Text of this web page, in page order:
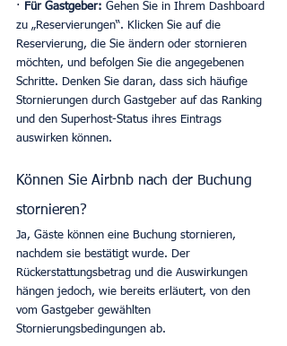
·
Für Gastgeber: Gehen Sie in Ihrem Dashboard
zu „Reservierungen“. Klicken Sie auf die
Reservierung, die Sie ändern oder stornieren
möchten, und befolgen Sie die angegebenen
Schritte. Denken Sie daran, dass sich häufige
Stornierungen durch Gastgeber auf das Ranking
und den Superhost-Status ihres Eintrags
auswirken können.
Können Sie Airbnb nach der Buchung
stornieren?
Ja, Gäste können eine Buchung stornieren,
nachdem sie bestätigt wurde. Der
Rückerstattungsbetrag und die Auswirkungen
hängen jedoch, wie bereits erläutert, von den
vom Gastgeber gewählten
Stornierungsbedingungen ab.